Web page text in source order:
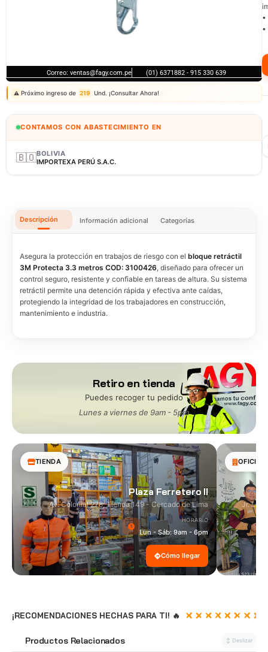
Correo: ventas@fagy.com.pe (01) 6371882 - 915 330 639
⚠️ Próximo ingreso de 219 Und. ¡Consultar Ahora!
CONTAMOS CON ABASTECIMIENTO EN
🇧🇴BOLIVIA
IMPORTEXA PERÚ S.A.C.
•
Descripción Información adicional Categorías
Asegura la protección en trabajos de riesgo con el bloque retráctil
3M Protecta 3.3 metros COD: 3100426, diseñado para ofrecer un
control seguro, resistente y confiable en tareas de altura. Su sistema
retráctil permite una detención rápida y efectiva ante caídas,
protegiendo la integridad de los trabajadores en construcción,
mantenimiento e industria.
Retiro en tienda
Puedes recoger tu pedido
Lunes a viernes de 9am - 5pm
TIENDA
Plaza Ferretero II
Av. Colonial 278, Tienda 149 - Cercado de Lima
HORARIO
Lun - Sáb: 9am - 6pm
Cómo llegar
OFICINA
Jr. Las
¡RECOMENDACIONES HECHAS PARA TI! 🔥
Productos Relacionados ↕ Deslizar